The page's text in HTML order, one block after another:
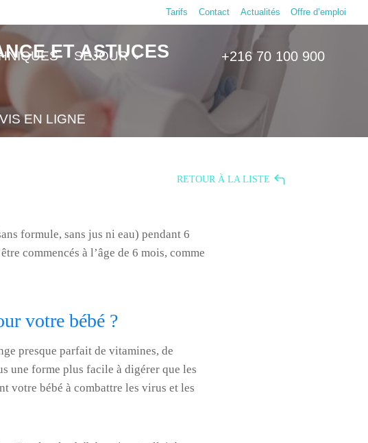
Tarifs Contact Actualités Offre d’emploi
SÉJOUR
EN LIGNE
+216 70 100 900
ET ASTUCES
RETOUR À LA LISTE
formule, sans jus ni eau) pendant 6
commencés à l’âge de 6 mois, comme
votre bébé ?
presque parfait de vitamines, de
une forme plus facile à digérer que les
votre bébé à combattre les virus et les